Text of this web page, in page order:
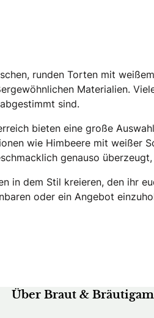
runden Torten mit
Materialien.
sind.
bieten eine große
wie Himbeere mit weißer
genauso
in dem Stil kreieren, den ihr
oder ein Angebot
Über Braut & Bräutigam